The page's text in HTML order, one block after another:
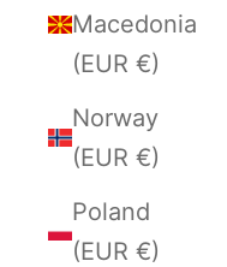
Macedonia
(EUR €)
Norway
(EUR €)
Poland
(EUR €)